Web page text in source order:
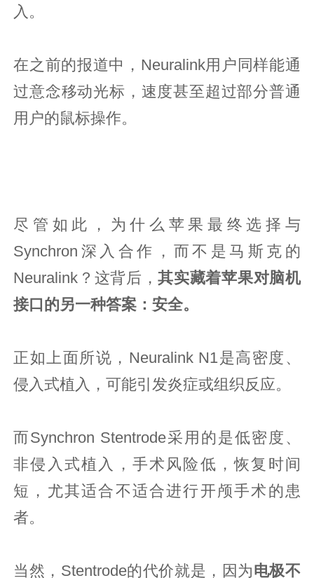
入。
在之前的报道中，Neuralink用户同样能通
过意念移动光标，速度甚至超过部分普通
用户的鼠标操作。
尽管如此，为什么苹果最终选择与
Synchron深入合作，而不是马斯克的
Neuralink？这背后，其实藏着苹果对脑机
接口的另一种答案：安全。
正如上面所说，Neuralink N1是高密度、
侵入式植入，可能引发炎症或组织反应。
而Synchron Stentrode采用的是低密度、
非侵入式植入，手术风险低，恢复时间
短，尤其适合不适合进行开颅手术的患
者。
当然，Stentrode的代价就是，因为电极不